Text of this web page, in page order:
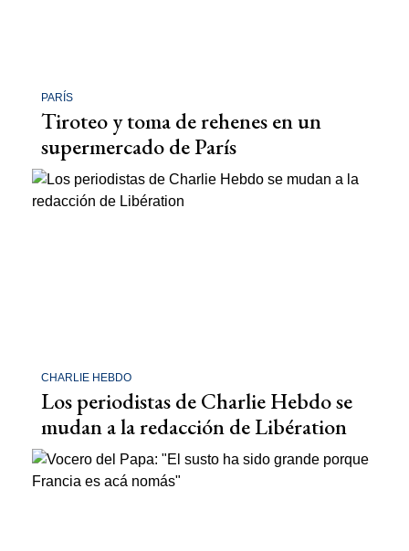
PARÍS
Tiroteo y toma de rehenes en un
supermercado de París
CHARLIE HEBDO
Los periodistas de Charlie Hebdo se
mudan a la redacción de Libération